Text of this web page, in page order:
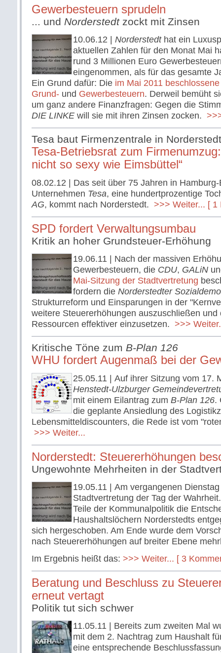
Gewerbesteuern sprudeln
... und Norderstedtzockt mit Zinsen
10.06.12 Norderstedt hat ein
aktuellen Zahlen für den Monat Mai
rund 3 Millionen Euro
eingenommen, als für das gesamte
Ein Grund dafür: Die im Mai 2011 beschlossene
Grund- und Gewerbesteuern. Derweil bemüht
um ganz andere Finanzfragen: Gegen die
DIE LINKE will sie mit ihren Zinsen zocken.
Tesa baut Firmenzentrale in Norderstedt
Tesa-Betriebsrat zum
nicht so sexy wie Eimsbüttel“
08.02.12 | Das seit über 75 Jahren in
Unternehmen Tesa, eine hundertprozentige
AG, kommt nach Norderstedt. >>> Weiter... [ 1
SPD fordert Verwaltungsumbau
Kritik an hoher Grundsteuer-Erhöhung
19.06.11 | Nach der massiven
Gewerbesteuern, die CDU, GALiN
Mai-Sitzung der Stadtvertretung
fordern die Norderstedter
Strukturreform und Einsparungen in der
weitere Steuererhöhungen auszuschließen und
Ressourcen effektiver einzusetzen. >>>
Kritische Töne zum B-Plan 126
WHU fordert Augenmaß bei der
25.05.11 | Auf ihrer Sitzung vom 17.
Henstedt-Ulzburger
mit einem Eilantrag zum B-Plan 126.
die geplante Ansiedlung des
Lebensmitteldiscounters, die Rede ist vom
>>> Weiter...
Norderstedt: Steuererhöhungen
Ungewohnte Mehrheiten in der
19.05.11 | Am vergangenen
Stadtvertretung der Tag der
Teile der Kommunalpolitik die
Haushaltslöchern Norderstedts
sich hergeschoben. Am Ende wurde dem
nach Steuererhöhungen auf breiter Ebene
Im Ergebnis heißt das: >>> Weiter... [ 3
Beratung und Beschluss zu
erneut vertagt
Politik tut sich schwer
11.05.11 | Bereits zum zweiten Mal
mit dem 2. Nachtrag zum Haushalt
eine entsprechende